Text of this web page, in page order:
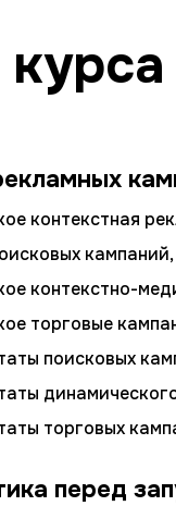
контекстная
контекстно-
торговые
поисковых
торговых
перед